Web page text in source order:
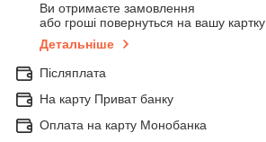
Ви отримаєте замовлення
або гроші повернуться на вашу картку
Детальніше
Післяплата
На карту Приват банку
Оплата на карту Монобанка